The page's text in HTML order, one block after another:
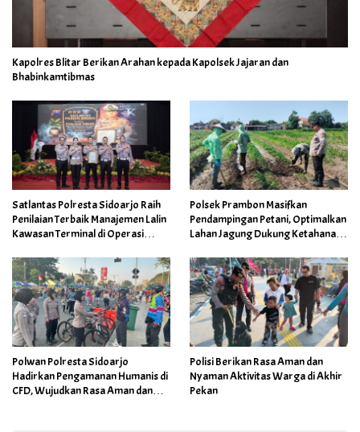
Kapolres Blitar Berikan Arahan kepada Kapolsek Jajaran dan
Bhabinkamtibmas
Satlantas Polresta Sidoarjo Raih
Penilaian Terbaik Manajemen Lalin
Kawasan Terminal di Operasi
Polsek Prambon Masifkan
Pendampingan Petani, Optimalkan
Lahan Jagung Dukung Ketahanan
Polwan Polresta Sidoarjo
Hadirkan Pengamanan Humanis di
CFD, Wujudkan Rasa Aman dan
Polisi Berikan Rasa Aman dan
Nyaman Aktivitas Warga di Akhir
Pekan